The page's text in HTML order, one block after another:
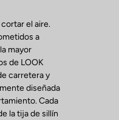
el aire.
a
mayor
de LOOK
carretera y
diseñada
Cada
la tija de sillín